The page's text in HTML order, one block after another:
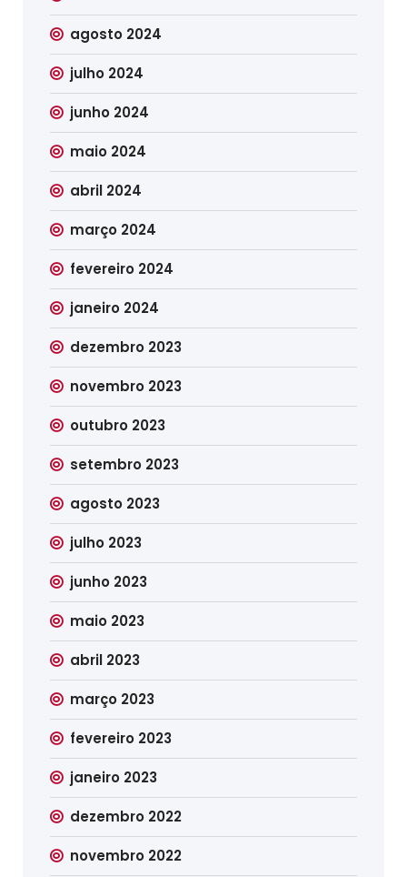
agosto 2024
julho 2024
junho 2024
maio 2024
abril 2024
março 2024
fevereiro 2024
janeiro 2024
dezembro 2023
novembro 2023
outubro 2023
setembro 2023
agosto 2023
julho 2023
junho 2023
maio 2023
abril 2023
março 2023
fevereiro 2023
janeiro 2023
dezembro 2022
novembro 2022